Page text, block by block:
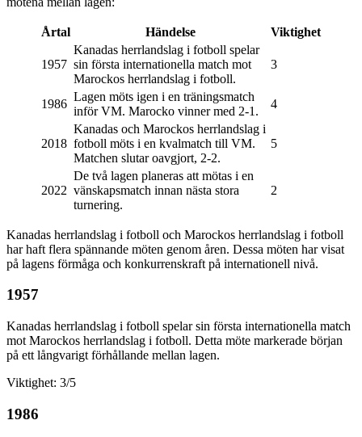
Årtal Händelse Viktighet
1957
Kanadas herrlandslag i fotboll spelar
sin första internationella match mot
Marockos herrlandslag i fotboll.
3
1986
Lagen möts igen i en träningsmatch
inför VM. Marocko vinner med 2-1.
4
2018
Kanadas och Marockos herrlandslag i
fotboll möts i en kvalmatch till VM.
Matchen slutar oavgjort, 2-2.
5
2022
De två lagen planeras att mötas i en
vänskapsmatch innan nästa stora
turnering.
2
Kanadas herrlandslag i fotboll och Marockos herrlandslag i fotboll
har haft flera spännande möten genom åren. Dessa möten har visat
på lagens förmåga och konkurrenskraft på internationell nivå.
1957
Kanadas herrlandslag i fotboll spelar sin första internationella match
mot Marockos herrlandslag i fotboll. Detta möte markerade början
på ett långvarigt förhållande mellan lagen.
Viktighet: 3/5
1986